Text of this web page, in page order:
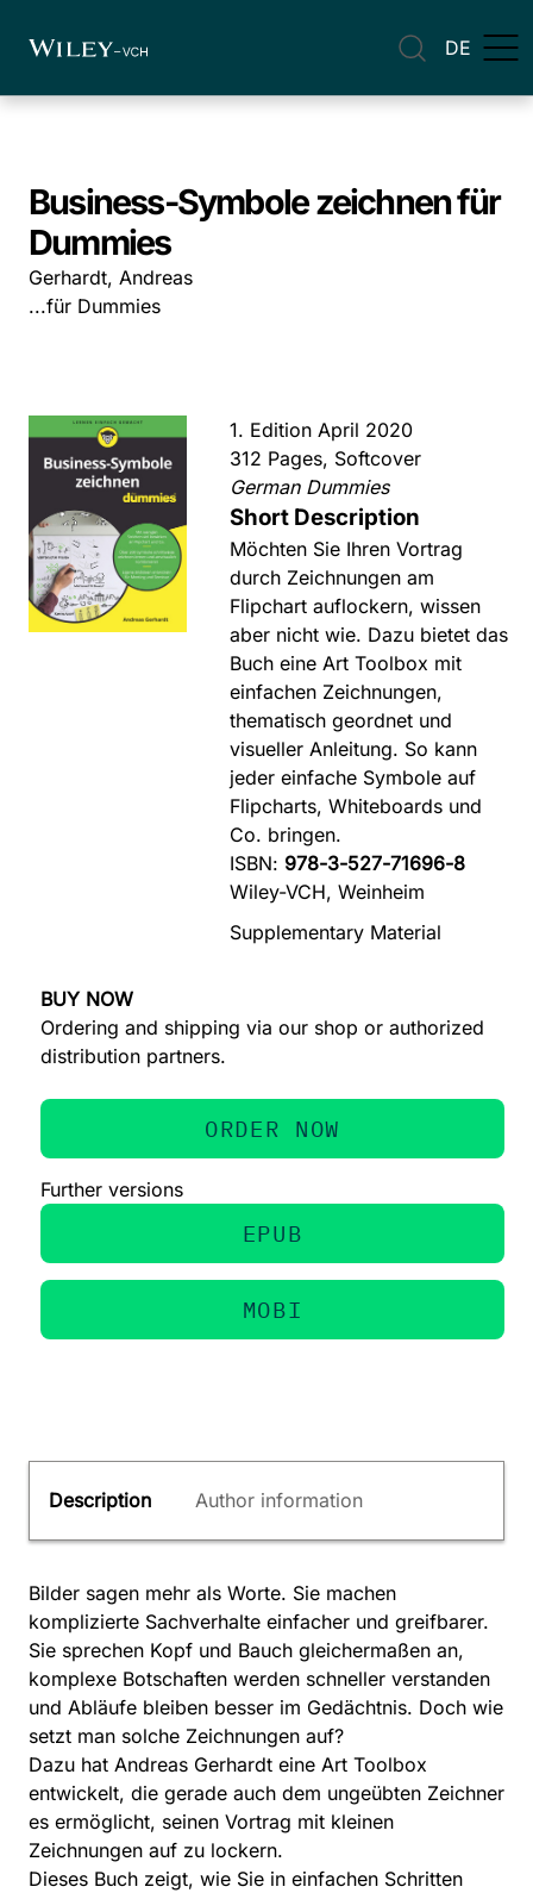
DE
Business-Symbole zeichnen für
Dummies
Gerhardt, Andreas
...für Dummies
1. Edition April 2020
312 Pages, Softcover
German Dummies
Short Description
Möchten Sie Ihren Vortrag
durch Zeichnungen am
Flipchart auflockern, wissen
aber nicht wie. Dazu bietet das
Buch eine Art Toolbox mit
einfachen Zeichnungen,
thematisch geordnet und
visueller Anleitung. So kann
jeder einfache Symbole auf
Flipcharts, Whiteboards und
Co. bringen.
ISBN: 978-3-527-71696-8
Wiley-VCH, Weinheim
Supplementary Material
BUY NOW
Ordering and shipping via our shop or authorized
distribution partners.
ORDER NOW
Further versions
EPUB
MOBI
Description Author information
Bilder sagen mehr als Worte. Sie machen
komplizierte Sachverhalte einfacher und greifbarer.
Sie sprechen Kopf und Bauch gleichermaßen an,
komplexe Botschaften werden schneller verstanden
und Abläufe bleiben besser im Gedächtnis. Doch wie
setzt man solche Zeichnungen auf?
Dazu hat Andreas Gerhardt eine Art Toolbox
entwickelt, die gerade auch dem ungeübten Zeichner
es ermöglicht, seinen Vortrag mit kleinen
Zeichnungen auf zu lockern.
Dieses Buch zeigt, wie Sie in einfachen Schritten